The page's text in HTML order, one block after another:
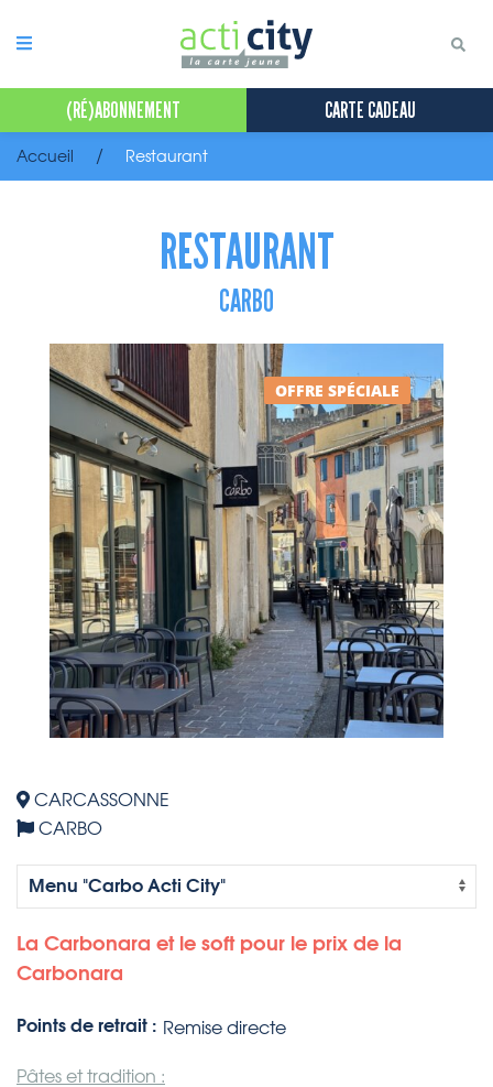
(RÉ)ABONNEMENT CARTE CADEAU
Accueil Restaurant
RESTAURANT
CARBO
OFFRE SPÉCIALE
CARCASSONNE
CARBO
La Carbonara et le soft pour le prix de la
Carbonara
Points de retrait : Remise directe
Pâtes et tradition :